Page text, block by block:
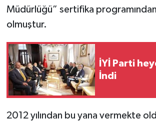
Müdürlüğü” sertifika
olmuştur.
İYİ Parti
İndi
2012 yılından bu yana vermekte